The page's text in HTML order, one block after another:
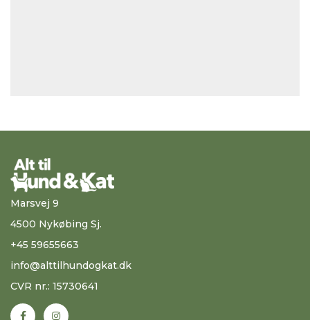
Marsvej 9
4500 Nykøbing Sj.
+45 59655663
info@alttilhundogkat.dk
CVR nr.: 15730641